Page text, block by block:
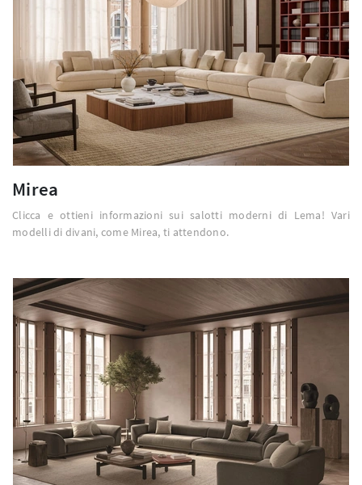
Mirea
Clicca e ottieni informazioni sui salotti moderni di Lema! Vari
modelli di divani, come Mirea, ti attendono.